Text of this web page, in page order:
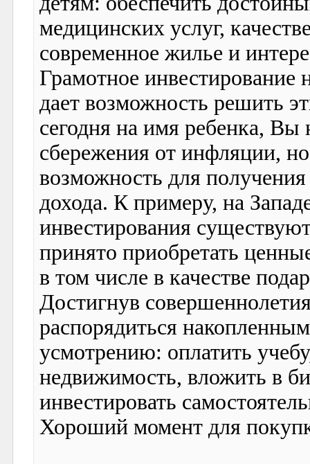
медицинских услуг,
современное жилье и
Грамотное
дает возможность решить
сегодня на имя ребенка, Вы
сбережения от инфляции, но
возможность для
дохода. К примеру, на
инвестирования
принято приобретать
в том числе в качестве
Достигнув
распорядиться
усмотрению: оплатить
недвижимость, вложить в
инвестировать
Хороший момент для